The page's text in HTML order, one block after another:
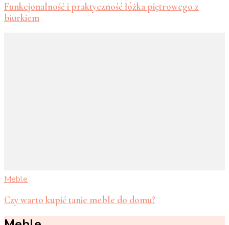
Funkcjonalność i praktyczność łóżka piętrowego z
biurkiem
Meble
Czy warto kupić tanie meble do domu?